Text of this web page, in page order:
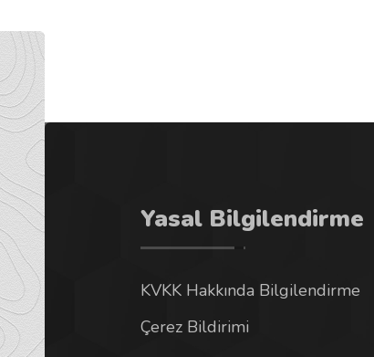
Yasal Bilgilendirme
KVKK Hakkında Bilgilendirme
Çerez Bildirimi